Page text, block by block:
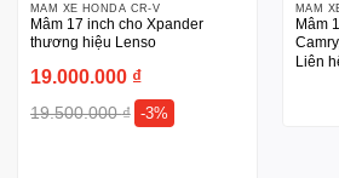
MÂM XE HONDA CR-V
Mâm 17 inch cho Xpander
thương hiệu Lenso
19.000.000 ₫
19.500.000₫ -3%
MÂM
Mâm
Liên